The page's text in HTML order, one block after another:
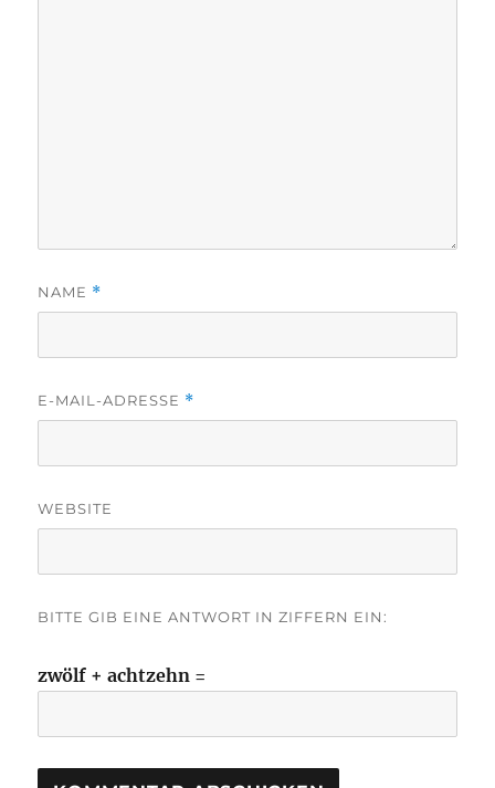
NAME *
E-MAIL-ADRESSE *
WEBSITE
BITTE GIB EINE ANTWORT IN ZIFFERN EIN:
zwölf + achtzehn =